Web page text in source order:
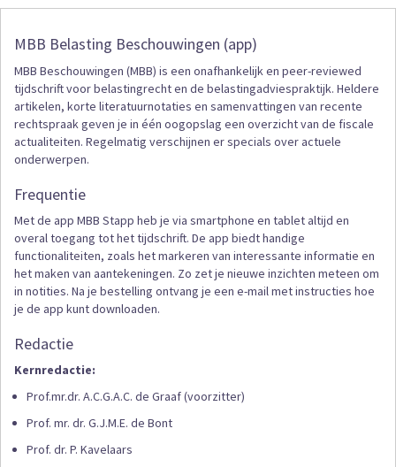
MBB Belasting Beschouwingen (app)
MBB Beschouwingen (MBB) is een onafhankelijk en peer-reviewed
tijdschrift voor belastingrecht en de belastingadviespraktijk. Heldere
artikelen, korte literatuurnotaties en samenvattingen van recente
rechtspraak geven je in één oogopslag een overzicht van de fiscale
actualiteiten. Regelmatig verschijnen er specials over actuele
onderwerpen.
Frequentie
Met de app MBB Stapp heb je via smartphone en tablet altijd en
overal toegang tot het tijdschrift. De app biedt handige
functionaliteiten, zoals het markeren van interessante informatie en
het maken van aantekeningen. Zo zet je nieuwe inzichten meteen om
in notities. Na je bestelling ontvang je een e-mail met instructies hoe
je de app kunt downloaden.
Redactie
Kernredactie:
Prof.mr.dr. A.C.G.A.C. de Graaf (voorzitter)
Prof. mr. dr. G.J.M.E. de Bont
Prof. dr. P. Kavelaars